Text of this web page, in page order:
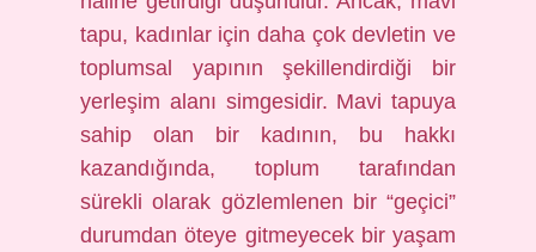
tapu, kadınlar için daha çok devletin ve
toplumsal yapının şekillendirdiği bir
yerleşim alanı simgesidir. Mavi tapuya
sahip olan bir kadının, bu hakkı
kazandığında, toplum tarafından
sürekli olarak gözlemlenen bir “geçici”
durumdan öteye gitmeyecek bir yaşam